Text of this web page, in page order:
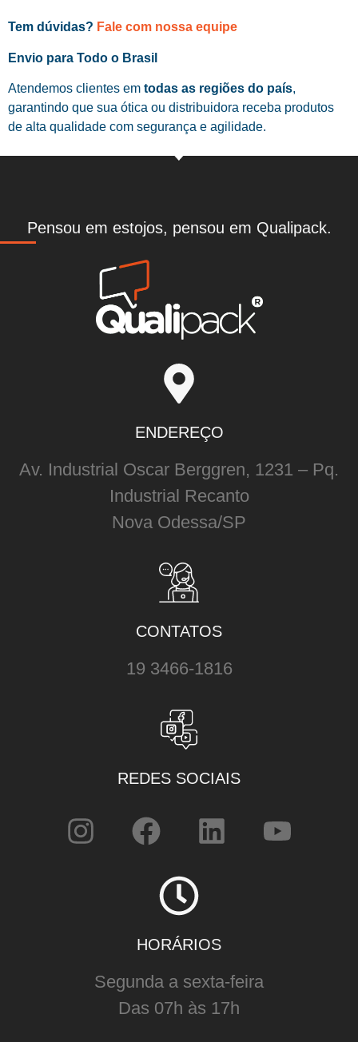
Tem dúvidas? Fale com nossa equipe
Envio para Todo o Brasil
Atendemos clientes em todas as regiões do país,
garantindo que sua ótica ou distribuidora receba produtos
de alta qualidade com segurança e agilidade.
Pensou em estojos, pensou em Qualipack.
ENDEREÇO
Av. Industrial Oscar Berggren, 1231 – Pq.
Industrial Recanto
Nova Odessa/SP
CONTATOS
19 3466-1816
REDES SOCIAIS
HORÁRIOS
Segunda a sexta-feira
Das 07h às 17h